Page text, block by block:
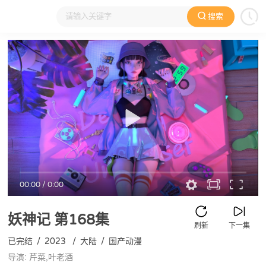
搜索
大家在看 日本动漫 国产动漫 欧美动漫 动漫电影
00:00/0:00
妖神记 第168集 下一集
刷新
已完结 / 2023 / 大陆 / 国产动漫
导演: 芹菜,叶老酒